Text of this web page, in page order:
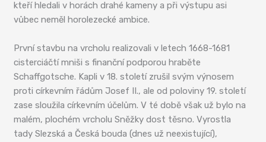
kteří hledali v horách drahé kameny a při výstupu asi
vůbec neměl horolezecké ambice.
První stavbu na vrcholu realizovali v letech 1668-1681
cisterciáčtí mniši s finanční podporou hraběte
Schaffgotsche. Kapli v 18. století zrušil svým výnosem
proti církevním řádům Josef II., ale od poloviny 19. století
zase sloužila církevním účelům. V té době však už bylo na
malém, plochém vrcholu Sněžky dost těsno. Vyrostla
tady Slezská a Česká bouda (dnes už neexistující),